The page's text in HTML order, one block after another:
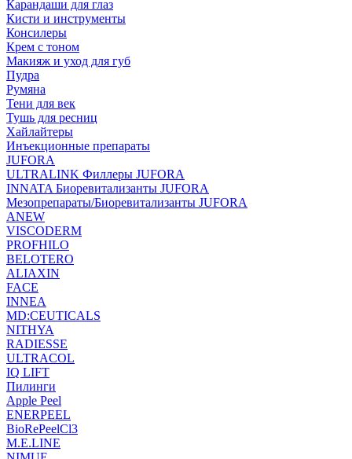
Карандаши для глаз
Кисти и инструменты
Консилеры
Крем с тоном
Макияж и уход для губ
Пудра
Румяна
Тени для век
Тушь для ресниц
Хайлайтеры
Инъекционные препараты
JUFORA
ULTRALINK Филлеры JUFORA
INNATA Биоревитализанты JUFORA
Мезопрепараты/Биоревитализанты JUFORA
ANEW
VISCODERM
PROFHILO
BELOTERO
ALIAXIN
FACE
INNEA
MD:CEUTICALS
NITHYA
RADIESSE
ULTRACOL
IQ LIFT
Пилинги
Apple Peel
ENERPEEL
BioRePeelCl3
M.E.LINE